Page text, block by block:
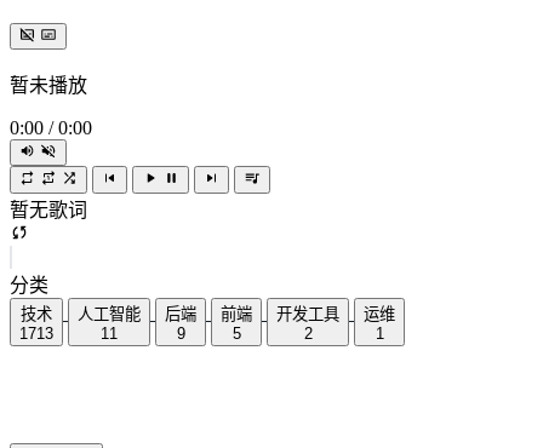
暂未播放
0:00 / 0:00
暂无歌词
分类
技术
1713
人工智能
11
后端
9
前端
5
开发工具
2
运维
1